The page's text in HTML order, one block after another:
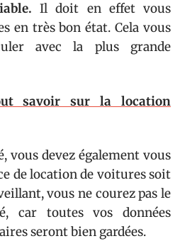
Il doit en effet vous
en très bon état. Cela vous
avec la plus grande
savoir sur la location
vous devez également vous
de location de voitures soit
vous ne courez pas le
car toutes vos données
seront bien gardées.